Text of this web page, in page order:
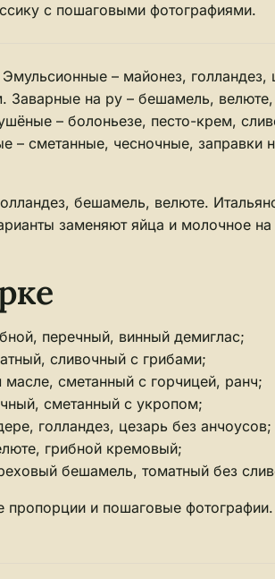
с пошаговыми фотографиями.
– майонез,
Заварные на ру – бешамель,
– болоньезе, песто-крем,
сметанные, чесночные, заправки
бешамель, велюте.
заменяют яйца и молочное
перечный, винный демиглас;
сливочный с грибами;
сметанный с горчицей, ранч;
сметанный с укропом;
голландез, цезарь без анчоусов;
грибной кремовый;
бешамель, томатный без
и пошаговые